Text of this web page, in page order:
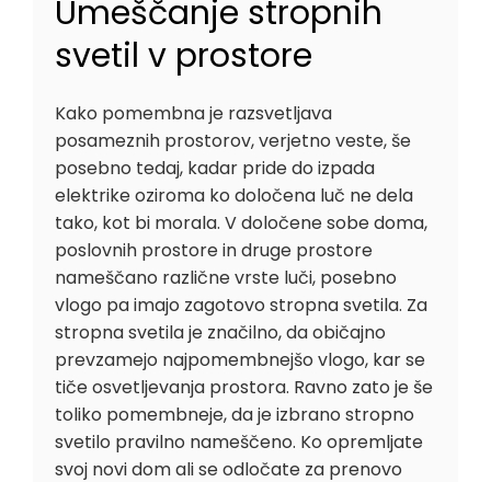
Umeščanje stropnih
svetil v prostore
Kako pomembna je razsvetljava
posameznih prostorov, verjetno veste, še
posebno tedaj, kadar pride do izpada
elektrike oziroma ko določena luč ne dela
tako, kot bi morala. V določene sobe doma,
poslovnih prostore in druge prostore
nameščano različne vrste luči, posebno
vlogo pa imajo zagotovo stropna svetila. Za
stropna svetila je značilno, da običajno
prevzamejo najpomembnejšo vlogo, kar se
tiče osvetljevanja prostora. Ravno zato je še
toliko pomembneje, da je izbrano stropno
svetilo pravilno nameščeno. Ko opremljate
svoj novi dom ali se odločate za prenovo